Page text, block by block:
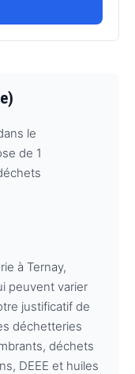
le
de 1
à Ternay,
peuvent varier
justificatif de
déchetteries
déchets
DEEE et huiles